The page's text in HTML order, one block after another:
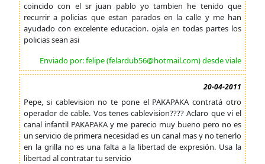
coincido con el sr juan pablo yo tambien he tenido que
recurrir a policias que estan parados en la calle y me han
ayudado con excelente educacion. ojala en todas partes los
policias sean asi
Enviado por: felipe (felardub56@hotmail.com) desde viale
20-04-2011
Pepe, si cablevision no te pone el PAKAPAKA contratá otro
operador de cable. Vos tenes cablevision???? Aclaro que vi el
canal infantil PAKAPAKA y me parecio muy bueno pero no es
un servicio de primera necesidad es un canal mas y no tenerlo
en la grilla no es una falta a la libertad de expresión. Usa la
libertad al contratar tu servicio